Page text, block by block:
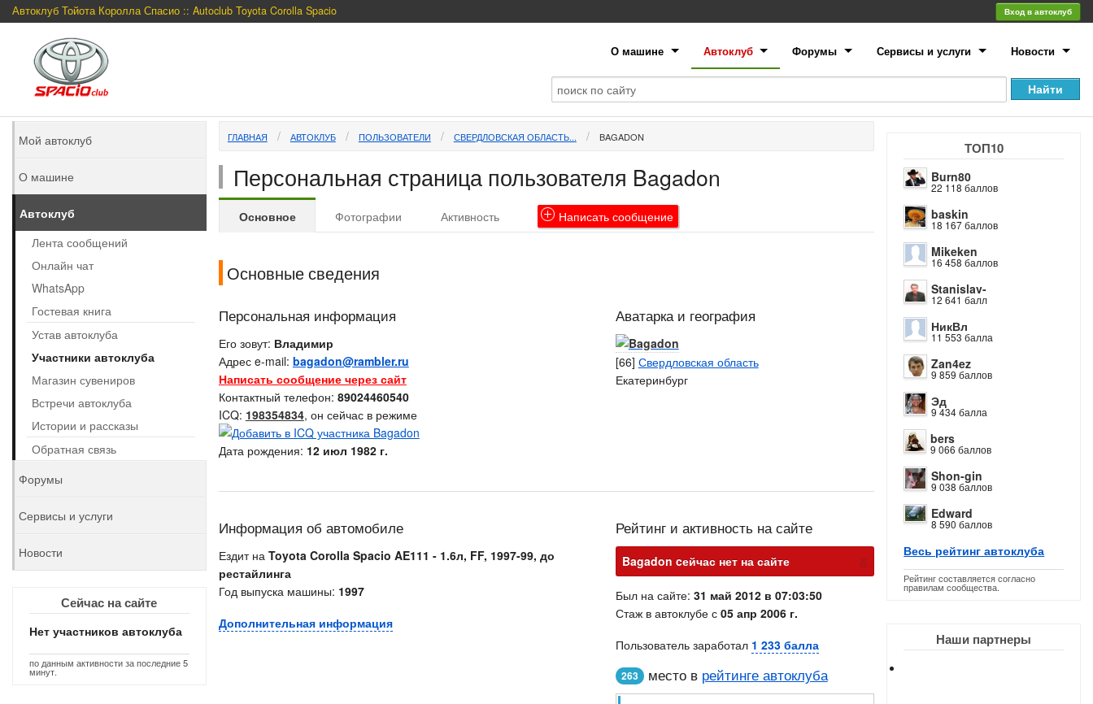
Автоклуб Тойота Королла Спасио :: Autoclub Toyota Corolla Spacio Вход в автоклуб
О машине Автоклуб Форумы Сервисы и услуги Новости
ТОП10
Burn80
22 118 баллов
baskin
18 167 баллов
Mikeken
16 458 баллов
Stanislav-
12 641 балл
НикВл
11 553 балла
Zan4ez
9 859 баллов
Эд
9 434 балла
bers
9 066 баллов
Shon-gin
9 038 баллов
Edward
8 590 баллов
Весь рейтинг автоклуба
Рейтинг составляется согласно
правилам сообщества.
Наши партнеры
ГЛАВНАЯ АВТОКЛУБ ПОЛЬЗОВАТЕЛИ СВЕРДЛОВСКАЯ ОБЛАСТЬ... BAGADON
Персональная страница пользователя Bagadon
Основное Фотографии Активность Написатьсообщение
Основные сведения
Персональная информация
Его зовут: Владимир
Адрес e-mail: bagadon@rambler.ru
Написать сообщение через сайт
Контактный телефон: 89024460540
ICQ: 198354834, он сейчас в режиме
Дата рождения: 12 июл 1982 г.
Аватарка и география
[66] Свердловская область
Екатеринбург
Информация об автомобиле
Ездит на Toyota Corolla Spacio AE111 - 1.6л, FF, 1997-99, до
рестайлинга
Год выпуска машины: 1997
Дополнительная информация
Рейтинг и активность на сайте
Bagadon cейчас нет на сайте х
Был на сайте: 31 май 2012 в 07:03:50
Стаж в автоклубе с 05 апр 2006 г.
Пользователь заработал 1 233 балла
263 место в рейтинге автоклуба
Мой автоклуб
О машине
Автоклуб
Лента сообщений
Онлайн чат
WhatsApp
Гостевая книга
Устав автоклуба
Участники автоклуба
Магазин сувениров
Встречи автоклуба
Истории и рассказы
Обратная связь
Форумы
Сервисы и услуги
Новости
Сейчас на сайте
Нет участников автоклуба
по данным активности за последние 5
минут.